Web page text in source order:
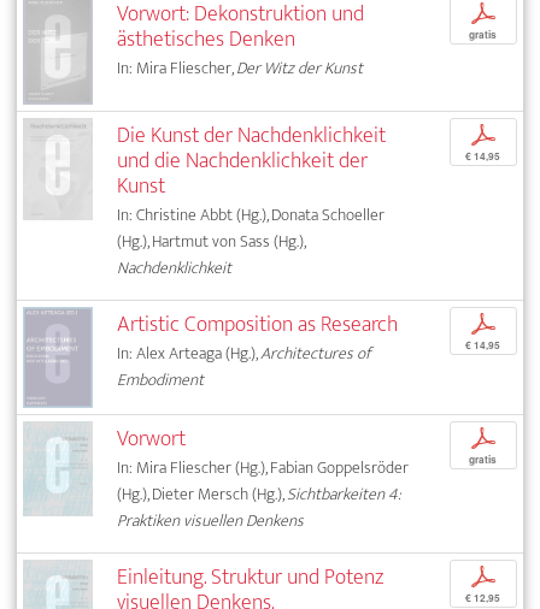
Vorwort: Dekonstruktion und
ästhetisches Denken
In: Mira Fliescher,Der Witz der Kunst
p
gratis
Die Kunst der Nachdenklichkeit
und die Nachdenklichkeit der
Kunst
In: Christine Abbt (Hg.), Donata Schoeller
(Hg.), Hartmut von Sass (Hg.),
Nachdenklichkeit
p
€ 14,95
Artistic Composition as Research
In: Alex Arteaga (Hg.),Architectures of
Embodiment
p
€ 14,95
Vorwort
In: Mira Fliescher (Hg.), Fabian Goppelsröder
(Hg.), Dieter Mersch (Hg.),Sichtbarkeiten 4:
Praktiken visuellen Denkens
p
gratis
Einleitung. Struktur und Potenz p
€ 12,95